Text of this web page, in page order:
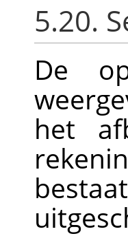
5.20.
De
het